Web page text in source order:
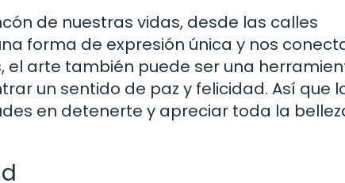
de nuestras vidas, desde las calles
forma de expresión única y nos
el arte también puede ser una
un sentido de paz y felicidad. Así que
en detenerte y apreciar toda la